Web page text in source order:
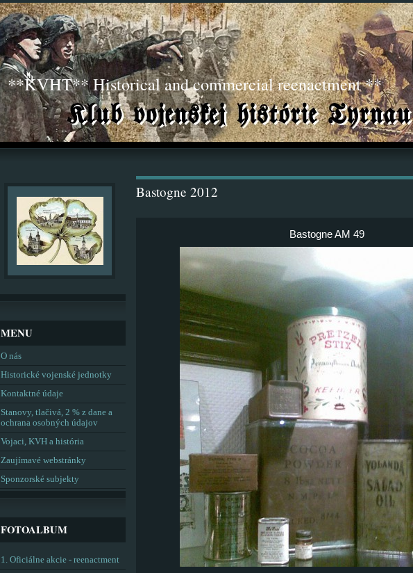
**KVHT** Historical and commercial reenactment **
Bastogne 2012
Bastogne AM 49
MENU
O nás
Historické vojenské jednotky
Kontaktné údaje
Stanovy, tlačivá, 2 % z dane a
ochrana osobných údajov
Vojaci, KVH a história
Zaujímavé webstránky
Sponzorské subjekty
FOTOALBUM
1. Oficiálne akcie - reenactment